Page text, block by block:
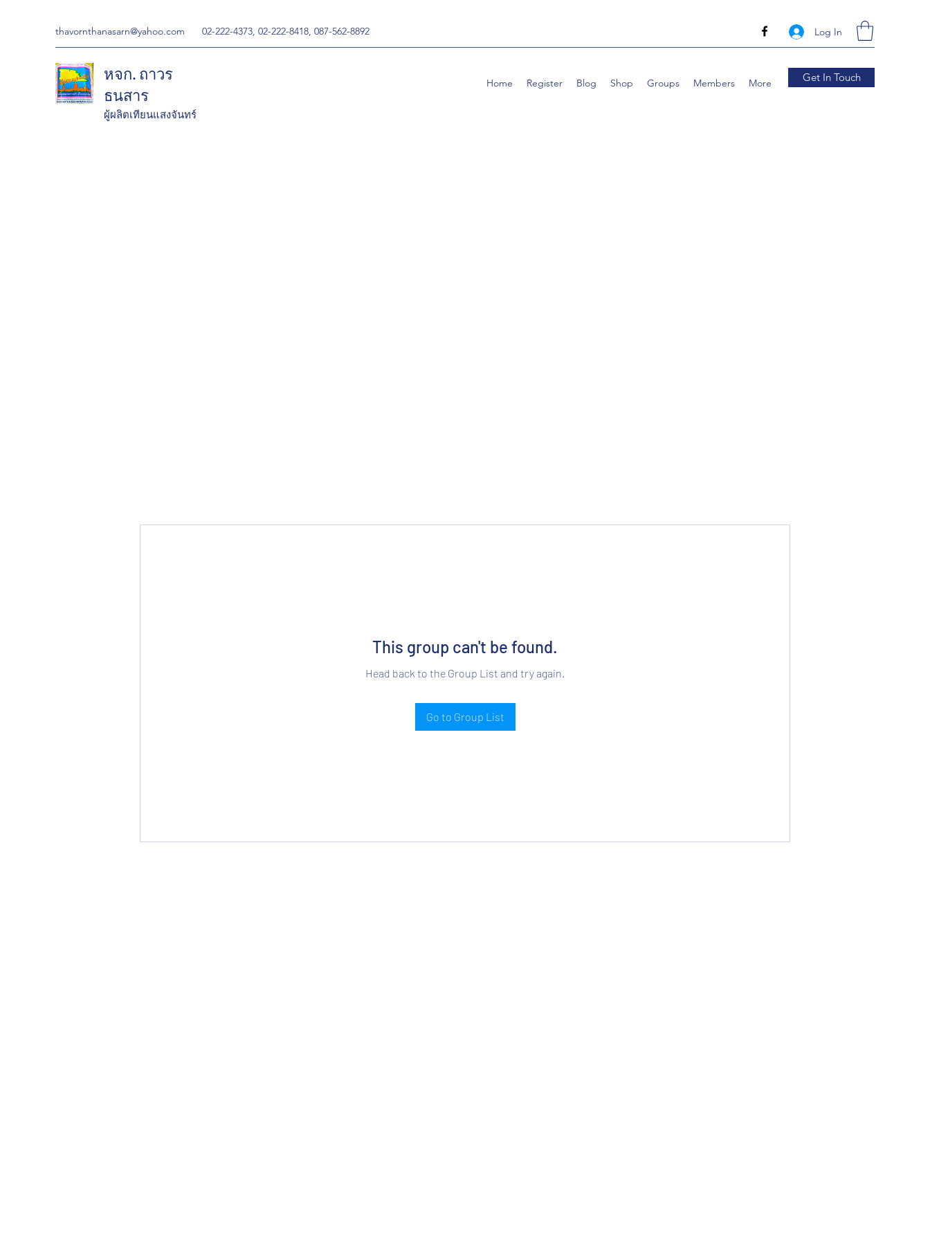
thavornthanasarn@yahoo.com 02-222-4373, 02-222-8418, 087-562-8892 Log In
หจก. ถาวร
ธนสาร
ผู้ผลิตเทียนแสงจันทร์
Home Register Blog Shop Groups Members More Get In Touch
This group can't be found.
Head back to the Group List and try again.
Go to Group List